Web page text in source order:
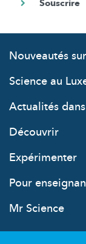
Nouveautés
Science au
Actualités
Découvrir
Expérimenter
Pour
Mr Science